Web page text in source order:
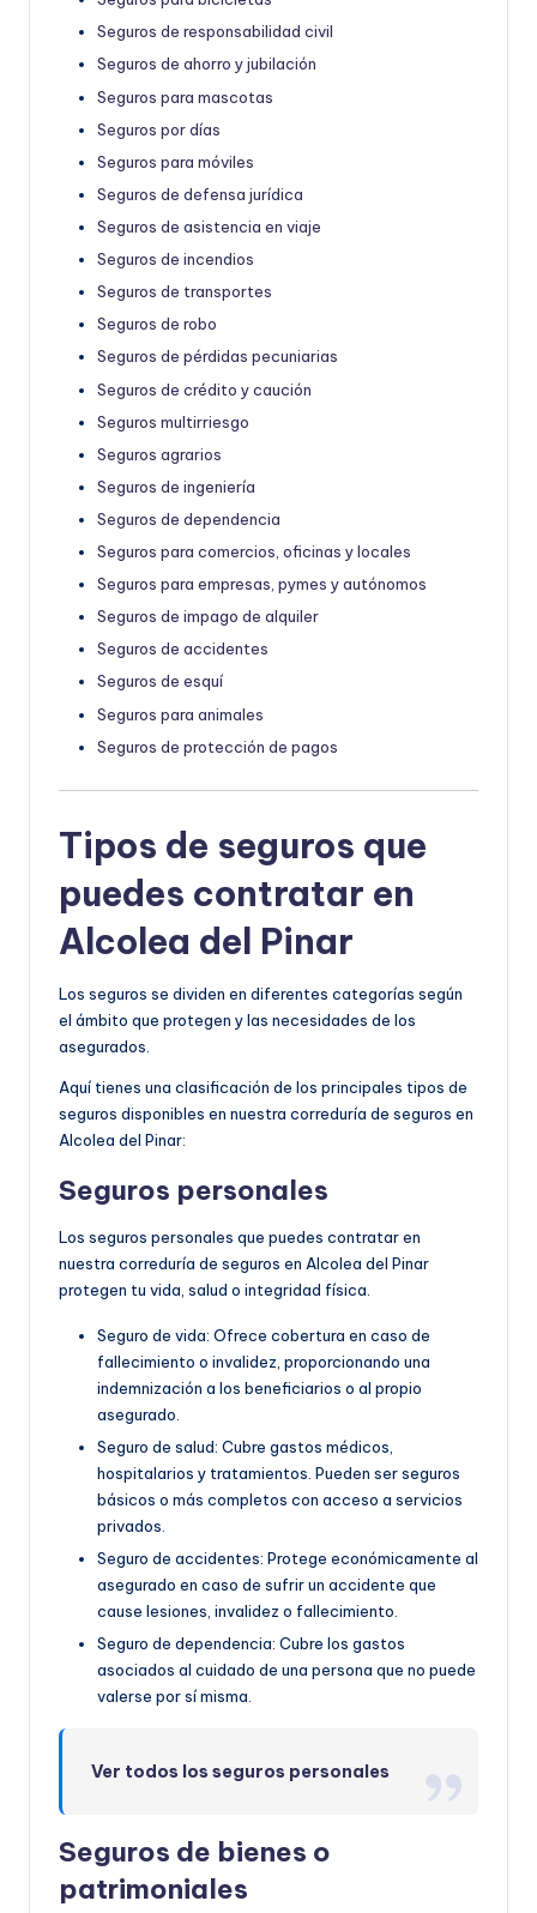
Seguros de responsabilidad civil
Seguros de ahorro y jubilación
Seguros para mascotas
Seguros por días
Seguros para móviles
Seguros de defensa jurídica
Seguros de asistencia en viaje
Seguros de incendios
Seguros de transportes
Seguros de robo
Seguros de pérdidas pecuniarias
Seguros de crédito y caución
Seguros multirriesgo
Seguros agrarios
Seguros de ingeniería
Seguros de dependencia
Seguros para comercios, oficinas y locales
Seguros para empresas, pymes y autónomos
Seguros de impago de alquiler
Seguros de accidentes
Seguros de esquí
Seguros para animales
Seguros de protección de pagos
Tipos de seguros que
puedes contratar en
Alcolea del Pinar
Los seguros se dividen en diferentes categorías según
el ámbito que protegen y las necesidades de los
asegurados.
Aquí tienes una clasificación de los principales tipos de
seguros disponibles en nuestra correduría de seguros en
Alcolea del Pinar:
Seguros personales
Los seguros personales que puedes contratar en
nuestra correduría de seguros en Alcolea del Pinar
protegen tu vida, salud o integridad física.
Seguro de vida: Ofrece cobertura en caso de
fallecimiento o invalidez, proporcionando una
indemnización a los beneficiarios o al propio
asegurado.
Seguro de salud: Cubre gastos médicos,
hospitalarios y tratamientos. Pueden ser seguros
básicos o más completos con acceso a servicios
privados.
Seguro de accidentes: Protege económicamente al
asegurado en caso de sufrir un accidente que
cause lesiones, invalidez o fallecimiento.
Seguro de dependencia: Cubre los gastos
asociados al cuidado de una persona que no puede
valerse por sí misma.
Ver todos los seguros personales
Seguros de bienes o
patrimoniales